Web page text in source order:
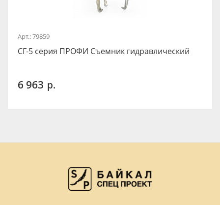
Арт.: 79859
СГ-5 серия ПРОФИ Съемник гидравлический
6 963 р.